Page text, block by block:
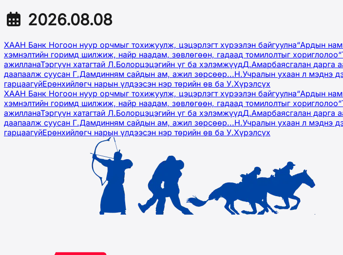
2026.08.08
ХААН Банк Ногоон нуур орчмыг тохижуулж, цэцэрлэгт хүрээлэн байгуулна“Ардын
хэмнэлтийн горимд шилжиж, найр наадам, зөвлөгөөн, гадаад томилолтыг хориглолоо
ажилланаТэргүүн хатагтай Л.Болорцэцэгийн үг ба хэлэмжүүдД.Амарбаясгалан дарга
даапаалж суусан Г.Дамдинням сайдын ам, ажил зөрсөөр...Н.Учралын ухаан л мэднэ
гарцаагүйЕрөнхийлөгч нарын үлдээсэн нэр төрийн өв ба У.Хүрэлсүх
ХААН Банк Ногоон нуур орчмыг тохижуулж, цэцэрлэгт хүрээлэн байгуулна“Ардын
хэмнэлтийн горимд шилжиж, найр наадам, зөвлөгөөн, гадаад томилолтыг хориглолоо
ажилланаТэргүүн хатагтай Л.Болорцэцэгийн үг ба хэлэмжүүдД.Амарбаясгалан дарга
даапаалж суусан Г.Дамдинням сайдын ам, ажил зөрсөөр...Н.Учралын ухаан л мэднэ
гарцаагүйЕрөнхийлөгч нарын үлдээсэн нэр төрийн өв ба У.Хүрэлсүх